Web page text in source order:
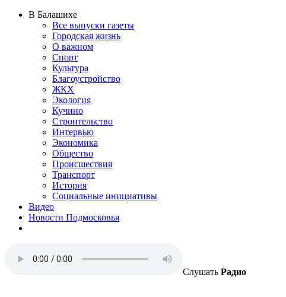
В Балашихе
Все выпуски газеты
Городская жизнь
О важном
Спорт
Культура
Благоустройство
ЖКХ
Экология
Кучино
Строительство
Интервью
Экономика
Общество
Происшествия
Транспорт
История
Социальные инициативы
Видео
Новости Подмосковья
Слушать Радио